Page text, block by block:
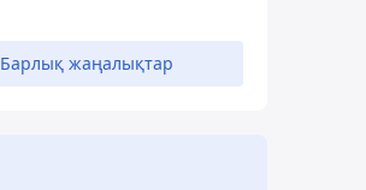
Барлық жаңалықтар